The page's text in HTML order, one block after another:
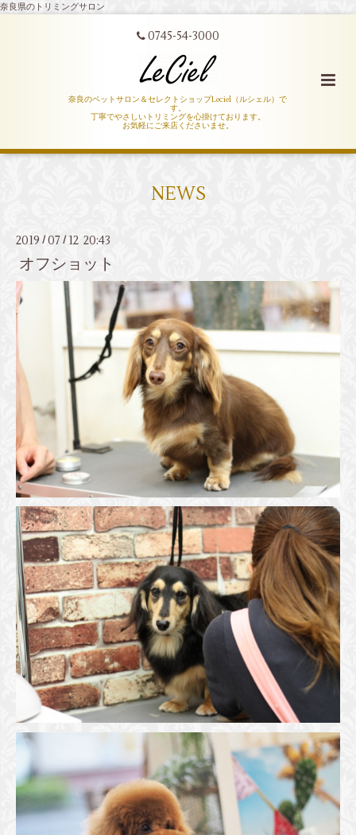
奈良県のトリミングサロン
0745-54-3000
奈良のペットサロン＆セレクトショップLeciel（ルシェル）で
す。
丁寧でやさしいトリミングを心掛けております。
お気軽にご来店くださいませ。
NEWS
2019 /07 / 12 20:43
オフショット